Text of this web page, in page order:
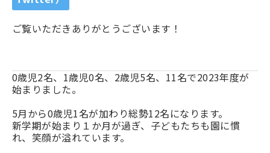
ご覧いただきありがとうございます！
0歳児2名、1歳児0名、2歳児5名、11名で2023年度が
始まりました。
5月から0歳児1名が加わり総勢12名になります。
新学期が始まり１か月が過ぎ、子どもたちも園に慣
れ、笑顔が溢れています。